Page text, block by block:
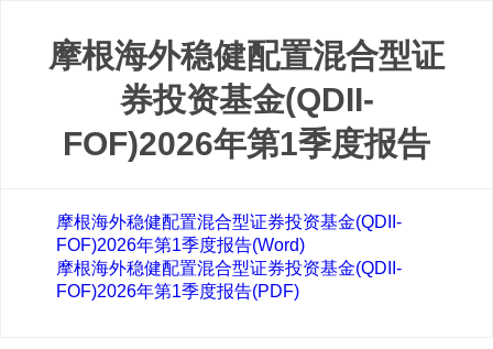
摩根海外稳健配置混合型证
券投资基金(QDII-
FOF)2026年第1季度报告
摩根海外稳健配置混合型证券投资基金(QDII-
FOF)2026年第1季度报告(Word)
摩根海外稳健配置混合型证券投资基金(QDII-
FOF)2026年第1季度报告(PDF)